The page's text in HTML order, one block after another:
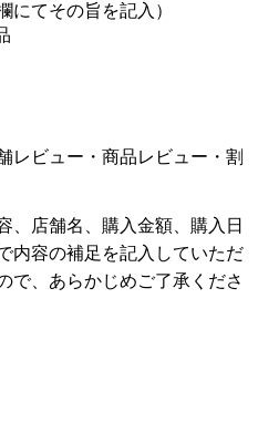
にてその旨を記入）
レビュー・商品レビュー・割
店舗名、購入金額、購入日
内容の補足を記入していただ
で、あらかじめご了承くださ